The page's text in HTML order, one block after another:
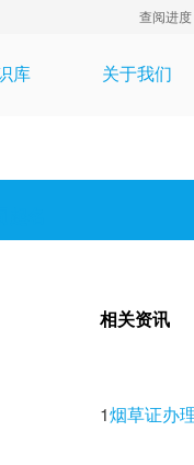
查阅进度
库 关于我们
相关资讯
1烟草证办理流程